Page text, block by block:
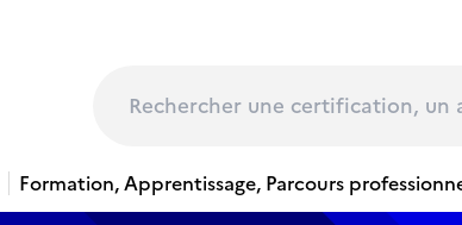
Formation, Apprentissage, Parcours